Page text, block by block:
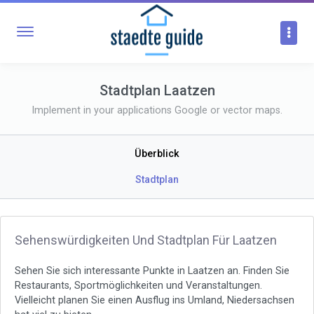
Stadtplan Laatzen
Implement in your applications Google or vector maps.
Überblick
Stadtplan
Sehenswürdigkeiten Und Stadtplan Für Laatzen
Sehen Sie sich interessante Punkte in Laatzen an. Finden Sie
Restaurants, Sportmöglichkeiten und Veranstaltungen.
Vielleicht planen Sie einen Ausflug ins Umland, Niedersachsen